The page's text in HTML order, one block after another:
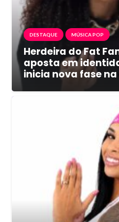
DESTAQUE MÚSICA POP
Herdeira do Fat
aposta em
inicia nova fase